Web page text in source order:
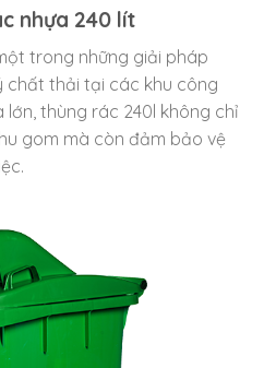
nhựa 240 lít
trong những giải pháp
chất thải tại các khu công
lớn, thùng rác 240l không chỉ
gom mà còn đảm bảo vệ